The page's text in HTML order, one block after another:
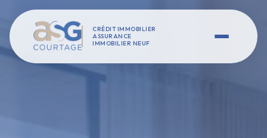
CRÉDIT IMMOBILIER
ASSURANCE
IMMOBILIER NEUF